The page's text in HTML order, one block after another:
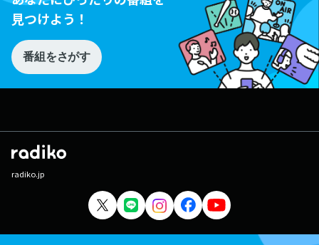
見つけよう！
番組をさがす
radiko.jp